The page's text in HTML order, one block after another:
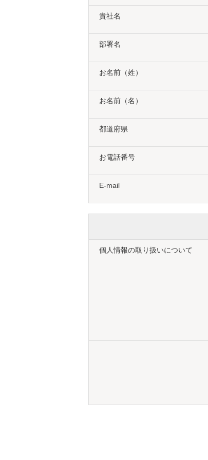
貴社名
部署名
お名前（姓）
お名前（名）
都道府県
お電話番号
E-mail
個人情報の取り扱いについて